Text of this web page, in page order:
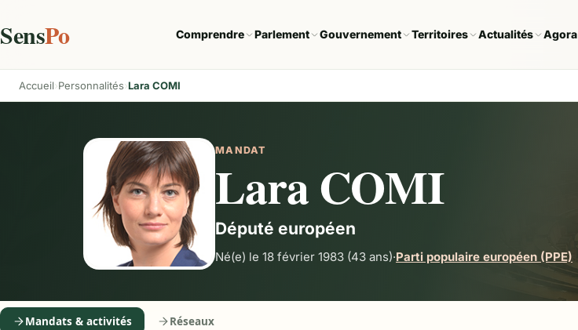
SensPo Comprendre Parlement Gouvernement Territoires Actualités Agora
Accueil Personnalités Lara COMI
MANDAT
Lara COMI
Député européen
Né(e) le 18 février 1983 (43 ans)·Parti populaire européen (PPE)
Mandats & activités Réseaux